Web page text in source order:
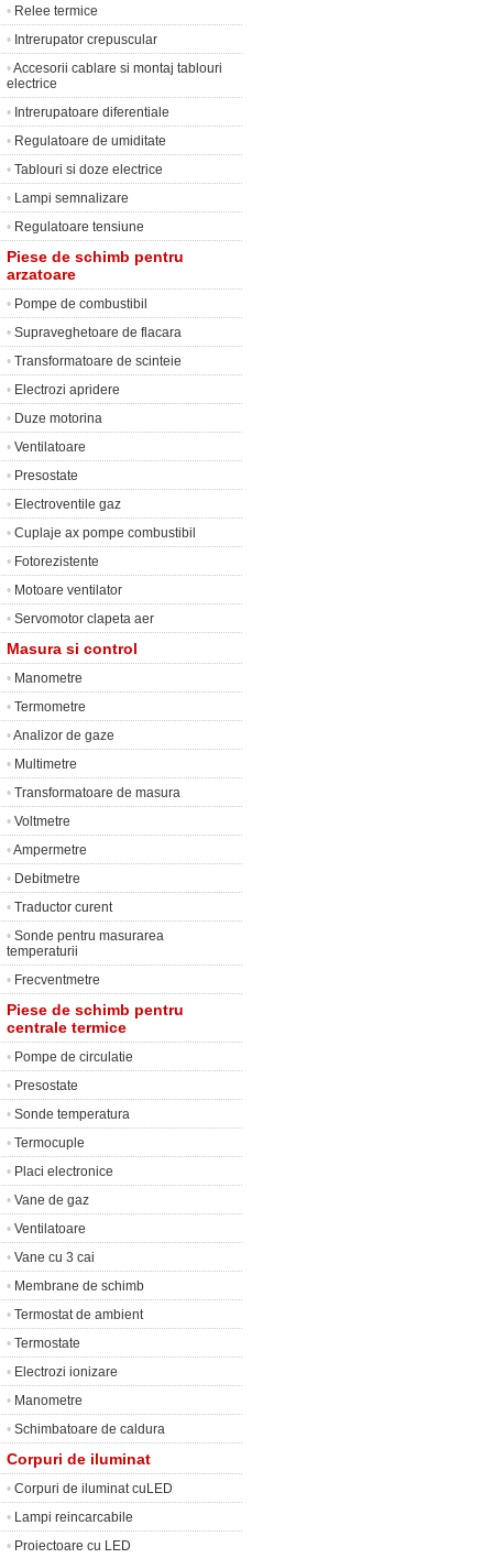
• Relee termice
• Intrerupator crepuscular
•Accesorii cablare si montaj tablouri
electrice
• Intrerupatoare diferentiale
• Regulatoare de umiditate
• Tablouri si doze electrice
• Lampi semnalizare
• Regulatoare tensiune
Piese de schimb pentru
arzatoare
• Pompe de combustibil
• Supraveghetoare de flacara
• Transformatoare de scinteie
• Electrozi apridere
• Duze motorina
• Ventilatoare
• Presostate
• Electroventile gaz
• Cuplaje ax pompe combustibil
• Fotorezistente
• Motoare ventilator
• Servomotor clapeta aer
Masura si control
• Manometre
• Termometre
•Analizor de gaze
• Multimetre
• Transformatoare de masura
• Voltmetre
•Ampermetre
• Debitmetre
• Traductor curent
• Sonde pentru masurarea
temperaturii
• Frecventmetre
Piese de schimb pentru
centrale termice
• Pompe de circulatie
• Presostate
• Sonde temperatura
• Termocuple
• Placi electronice
• Vane de gaz
• Ventilatoare
• Vane cu 3 cai
• Membrane de schimb
• Termostat de ambient
• Termostate
• Electrozi ionizare
• Manometre
• Schimbatoare de caldura
Corpuri de iluminat
• Corpuri de iluminat cuLED
• Lampi reincarcabile
• Proiectoare cu LED